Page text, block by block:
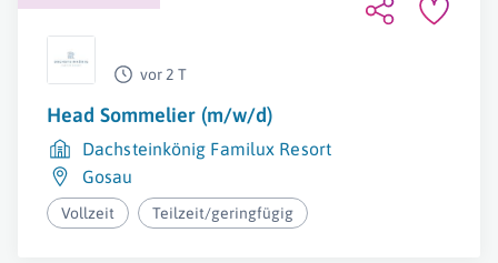
vor 2 T
Head Sommelier (m/w/d)
Dachsteinkönig Familux Resort
Gosau
Vollzeit Teilzeit/geringfügig